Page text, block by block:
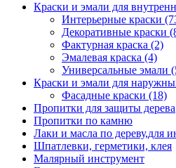
Краски и эмали для
Интерьерные краски
Декоративные краски
Фактурная краска (2)
Эмалевая краска (4)
Универсальные эмали
Краски и эмали для
Фасадные краски (18)
Пропитки для защиты дерева
Пропитки по камню
Лаки и масла по дереву,для
Шпатлевки, герметики, клея
Малярный инструмент